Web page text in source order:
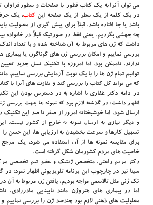
می توان آنرا به یك كتاب قطور، با صفحات و سطور
در یك كلمه از یك سطر از یك صفحه این كتاب، یك حرف
باشد یا جا افتاده باشد. قبلاً برای پیش گیری از معلولیت
چه جهشی بگردیم. یعنی فقط در صورتیكه قبلاً در خانواده
داشت كه ژن های مربوط به آن شناخته شده و با تعداد اندك
بررسی نماییم و امكان بررسی ژن های گوناگون یا
توانیم تمام ژن ها را با یك نوبت آزمایش بررسی نماییم،
كه می تواند كل كتاب را بررسی كند و تفاوت های آنرا با
در ادامه دكتر غفاری با اشاره به در دسترس بودن این
اظهار داشت: در گذشته لازم بود كه نمونه ها جهت بررسی
ارسال شود، اما خوشبختانه امروز از صفر تا صد این تكنیك
و دیگر نیازی به ارسال نمونه به خارج از كشور نیست.
تسهیل كارها و سرعت بخشیدن به ارزیابی ها، این حسن
برای مقایسه نمونه ها از آن استفاده می شود، یك
خاصیت های مردم كشورمان شكل گرفته است.
دكتر مریم رفعتی، متخصص ژنتیك و عضو تیم تخصصی
سینا نیز در چارچوب این برنامه تلویزیونی اظهار نمود: در
تك ژنی مثل تالاسمی مواجه بودیم، یافتن ژن مربوط به آن
اما در بیماری های هتروژن مانند نابینایی مادرزادی،
معلولیت های ذهنی لازم بود چندصد ژن را بررسی نماییم